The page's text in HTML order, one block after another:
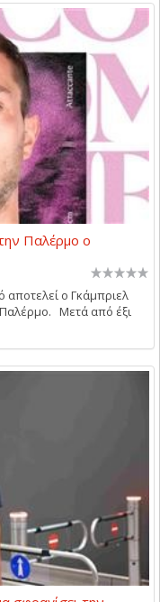
Παλέρμο ο
ο Γκάμπριελ
Μετά από έξι